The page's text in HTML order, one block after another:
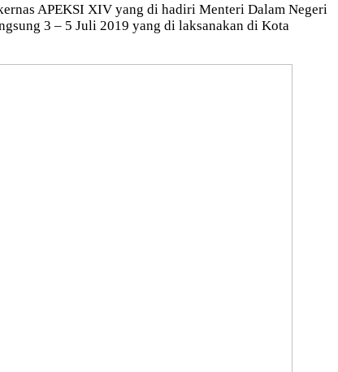
APEKSI XIV yang di hadiri Menteri Dalam Negeri
3 – 5 Juli 2019 yang di laksanakan di Kota